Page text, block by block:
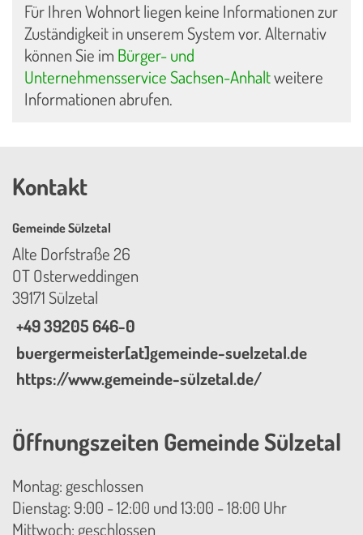
Für Ihren Wohnort liegen keine Informationen zur
Zuständigkeit in unserem System vor. Alternativ
können Sie im Bürger- und
Unternehmensservice Sachsen-Anhaltweitere
Informationen abrufen.
Kontakt
Gemeinde Sülzetal
Alte Dorfstraße 26
OT Osterweddingen
39171 Sülzetal
+49 39205 646-0
buergermeister[at]gemeinde-suelzetal.de
https://www.gemeinde-sülzetal.de/
Öffnungszeiten Gemeinde Sülzetal
Montag: geschlossen
Dienstag: 9:00 - 12:00 und 13:00 - 18:00 Uhr
Mittwoch: geschlossen